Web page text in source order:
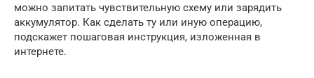
можно запитать чувствительную схему или зарядить
аккумулятор. Как сделать ту или иную операцию,
подскажет пошаговая инструкция, изложенная в
интернете.